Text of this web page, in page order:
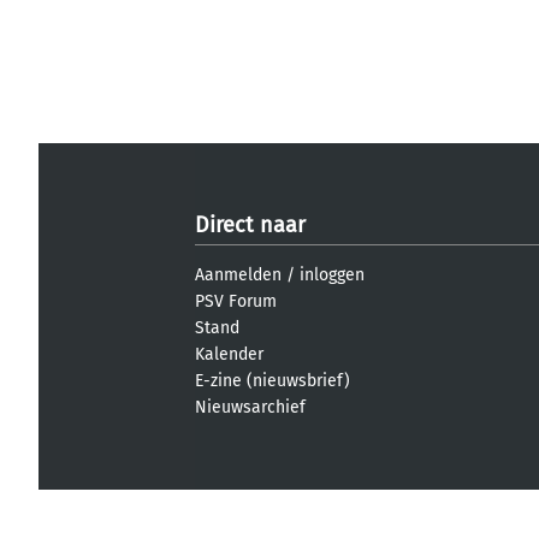
Direct naar
Aanmelden / inloggen
PSV Forum
Stand
Kalender
E-zine (nieuwsbrief)
Nieuwsarchief